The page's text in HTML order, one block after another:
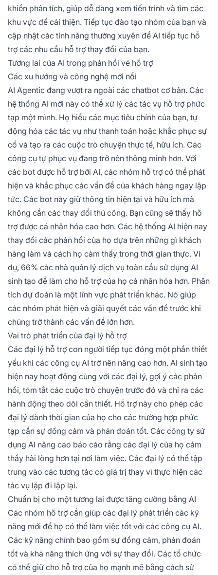
khiển phân tích, giúp dễ dàng xem tiến trình và tìm các
khu vực để cải thiện. Tiếp tục đào tạo nhóm của bạn và
cập nhật các tính năng thường xuyên để AI tiếp tục hỗ
trợ các nhu cầu hỗ trợ thay đổi của bạn.
Tương lai của AI trong phản hồi vé hỗ trợ
Các xu hướng và công nghệ mới nổi
AI Agentic đang vượt ra ngoài các chatbot cơ bản. Các
hệ thống AI mới này có thể xử lý các tác vụ hỗ trợ phức
tạp một mình. Họ hiểu các mục tiêu chính của bạn, tự
động hóa các tác vụ như thanh toán hoặc khắc phục sự
cố và tạo ra các cuộc trò chuyện thực tế, hữu ích. Các
công cụ tự phục vụ đang trở nên thông minh hơn. Với
các bot được hỗ trợ bởi AI, các nhóm hỗ trợ có thể phát
hiện và khắc phục các vấn đề của khách hàng ngay lập
tức. Các bot này giữ thông tin hiện tại và hữu ích mà
không cần các thay đổi thủ công. Bạn cũng sẽ thấy hỗ
trợ được cá nhân hóa cao hơn. Các hệ thống AI hiện nay
thay đổi các phản hồi của họ dựa trên những gì khách
hàng làm và cách họ cảm thấy trong thời gian thực. Ví
dụ, 66% các nhà quản lý dịch vụ toàn cầu sử dụng AI
sinh tạo để làm cho hỗ trợ của họ cá nhân hóa hơn. Phân
tích dự đoán là một lĩnh vực phát triển khác. Nó giúp
các nhóm phát hiện và giải quyết các vấn đề trước khi
chúng trở thành các vấn đề lớn hơn.
Vai trò phát triển của đại lý hỗ trợ
Các đại lý hỗ trợ con người tiếp tục đóng một phần thiết
yếu khi các công cụ AI trở nên nâng cao hơn. AI sinh tạo
hiện nay hoạt động cùng với các đại lý, gợi ý các phản
hồi, tóm tắt các cuộc trò chuyện trước đó và chỉ ra các
hành động theo dõi cần thiết. Hỗ trợ này cho phép các
đại lý dành thời gian của họ cho các trường hợp phức
tạp cần sự đồng cảm và phán đoán tốt. Các công ty sử
dụng AI nâng cao báo cáo rằng các đại lý của họ cảm
thấy hài lòng hơn tại nơi làm việc. Các đại lý có thể tập
trung vào các tương tác có giá trị thay vì thực hiện các
tác vụ lặp đi lặp lại.
Chuẩn bị cho một tương lai được tăng cường bằng AI
Các nhóm hỗ trợ cần giúp các đại lý phát triển các kỹ
năng mới để họ có thể làm việc tốt với các công cụ AI.
Các kỹ năng chính bao gồm sự đồng cảm, phán đoán
tốt và khả năng thích ứng với sự thay đổi. Các tổ chức
có thể giữ cho hỗ trợ của họ mạnh mẽ bằng cách sử